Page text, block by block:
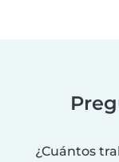
¿Cuántos